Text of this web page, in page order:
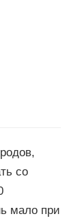
со
мало при